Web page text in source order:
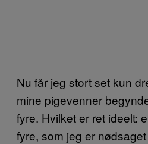
Nu får jeg stort set kun
mine pigevenner
fyre. Hvilket er ret ideelt:
fyre, som jeg er